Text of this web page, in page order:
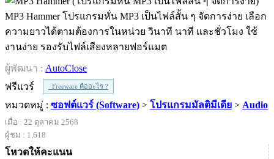
MP3 Hammer โปรแกรมหั่น MP3 เป็นไฟล์สั้น ๆ จัดการง่าย เลือก
ความยาวได้ตามต้องการในหน่วย วินาที นาที และชั่วโมง ใช้
งานง่าย รองรับไฟล์เสียงหลายฟอร์แมต
ผู้พัฒนา : AutoClose
ฟรีแวร์
Freeware คืออะไร ?
หมวดหมู่ : ซอฟต์แวร์ (Software) > โปรแกรมมัลติมีเดีย > Audio
เมื่อ : 22 ตุลาคม 2568
ผู้ชม : 1,618
โหวตให้คะแนน